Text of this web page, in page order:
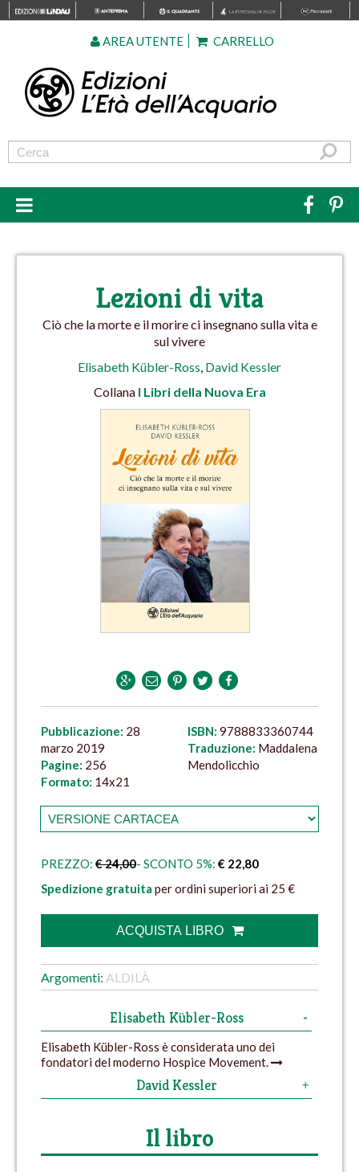
AREA UTENTE CARRELLO
Lezioni di vita
Ciò che la morte e il morire ci insegnano sulla vita e
sul vivere
Elisabeth Kübler-Ross David Kessler
Collana I Libri della Nuova Era
Pubblicazione: 28
marzo 2019
Pagine: 256
Formato: 14x21
ISBN: 9788833360744
Traduzione:
Mendolicchio
PREZZO: € 24,00- SCONTO 5%: € 22,80
Spedizione gratuita per ordini superiori ai 25 €
ACQUISTA LIBRO
Argomenti: ALDILÀ
Elisabeth Kübler-Ross
Elisabeth Kübler-Ross è considerata uno dei
fondatori del moderno Hospice Movement.
David Kessler
Il libro